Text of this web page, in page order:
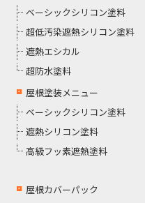
ベーシックシリコン塗料
超低汚染遮熱シリコン塗料
遮熱エシカル
超防水塗料
屋根塗装メニュー
ベーシックシリコン塗料
遮熱シリコン塗料
高級フッ素遮熱塗料
屋根カバーパック